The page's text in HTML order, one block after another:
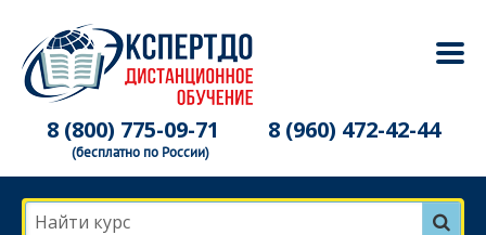
8 (800) 775-09-71
(бесплатно по России)
8 (960) 472-42-44
Найти курс